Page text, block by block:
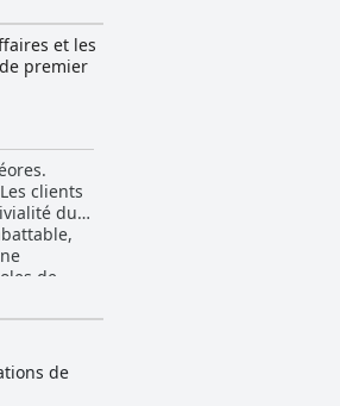
et les
premier
clients
du
de
Le
que le
d'un
de